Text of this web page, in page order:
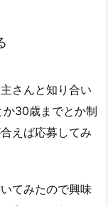
さんと知り合い
30歳までとか制
えば応募してみ
てみたので興味